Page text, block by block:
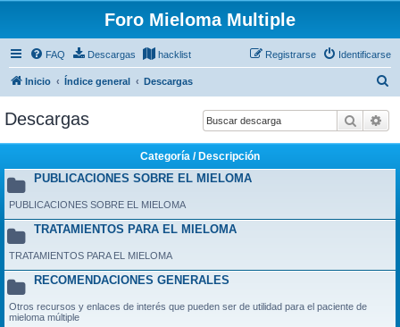
Foro Mieloma Multiple
FAQ Descargas hacklist Identificarse
Registrarse
Inicio Índice general Descargas
c
Descargas Buscar
Categoría / Descripción
PUBLICACIONES SOBRE EL MIELOMA
PUBLICACIONES SOBRE EL MIELOMA
TRATAMIENTOS PARA EL MIELOMA
TRATAMIENTOS PARA EL MIELOMA
RECOMENDACIONES GENERALES
Otros recursos y enlaces de interés que pueden ser de utilidad para el paciente de
mieloma múltiple